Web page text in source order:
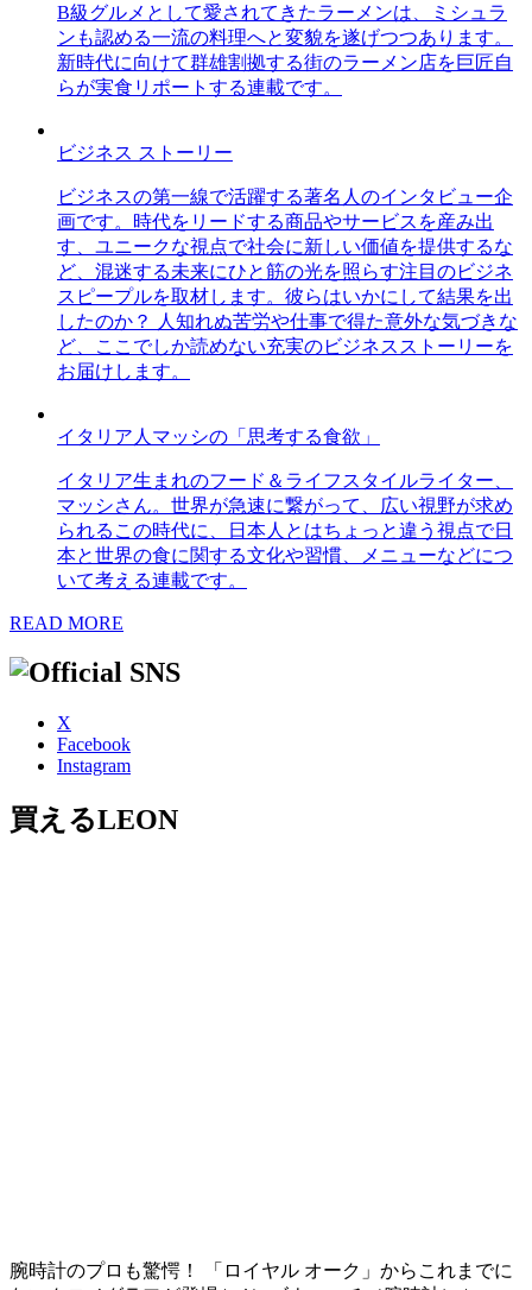
B級グルメとして愛されてきたラーメンは、ミシュラ
ンも認める一流の料理へと変貌を遂げつつあります。
新時代に向けて群雄割拠する街のラーメン店を巨匠自
らが実食リポートする連載です。
ビジネス ストーリー
ビジネスの第一線で活躍する著名人のインタビュー企
画です。時代をリードする商品やサービスを産み出
す、ユニークな視点で社会に新しい価値を提供するな
ど、混迷する未来にひと筋の光を照らす注目のビジネ
スピープルを取材します。彼らはいかにして結果を出
したのか？ 人知れぬ苦労や仕事で得た意外な気づきな
ど、ここでしか読めない充実のビジネスストーリーを
お届けします。
イタリア人マッシの「思考する食欲」
イタリア生まれのフード＆ライフスタイルライター、
マッシさん。世界が急速に繋がって、広い視野が求め
られるこの時代に、日本人とはちょっと違う視点で日
本と世界の食に関する文化や習慣、メニューなどにつ
いて考える連載です。
READ MORE
X
Facebook
Instagram
買えるLEON
腕時計のプロも驚愕！ 「ロイヤル オーク」からこれまでに